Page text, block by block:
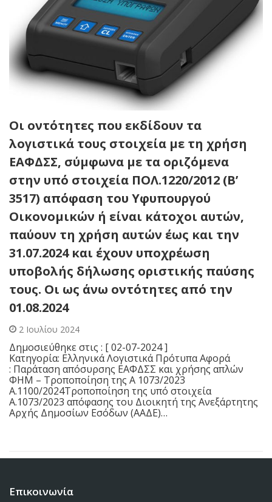
Οι οντότητες που εκδίδουν τα
λογιστικά τους στοιχεία με τη χρήση
ΕΑΦΔΣΣ, σύμφωνα με τα οριζόμενα
στην υπό στοιχεία ΠΟΛ.1220/2012 (Β’
3517) απόφαση του Υφυπουργού
Οικονομικών ή είναι κάτοχοι αυτών,
παύουν τη χρήση αυτών έως και την
31.07.2024 και έχουν υποχρέωση
υποβολής δήλωσης οριστικής παύσης
τους. Οι ως άνω οντότητες από την
01.08.2024
2 Ιουλίου 2024
Δημοσιεύθηκε στις : [ 02-07-2024 ]
Κατηγορία: Ελληνικά Λογιστικά Πρότυπα Αφορά
: Παράταση απόσυρσης ΕΑΦΔΣΣ και χρήσης απλών
ΦΗΜ – Τροποποίηση της Α 1073/2023
Α.1100/2024Τροποποίηση της υπό στοιχεία
Α.1073/2023 απόφασης του Διοικητή της Ανεξάρτητης
Αρχής Δημοσίων Εσόδων (ΑΑΔΕ)…
Επικοινωνία